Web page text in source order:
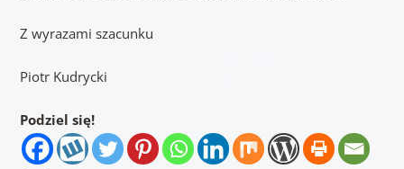
Z wyrazami szacunku
Piotr Kudrycki
Podziel się!